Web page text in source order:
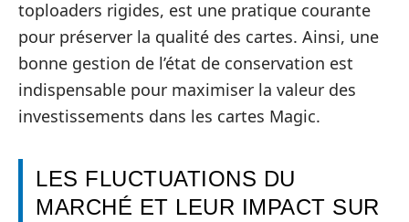
toploaders rigides, est une pratique courante
pour préserver la qualité des cartes. Ainsi, une
bonne gestion de l’état de conservation est
indispensable pour maximiser la valeur des
investissements dans les cartes Magic.
LES FLUCTUATIONS DU
MARCHÉ ET LEUR IMPACT SUR